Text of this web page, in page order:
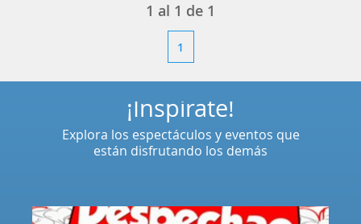
1 al 1 de 1
1
¡Inspírate!
Explora los espectáculos y eventos que
están disfrutando los demás